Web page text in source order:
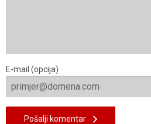
E-mail (opcija)
Pošalji komentar